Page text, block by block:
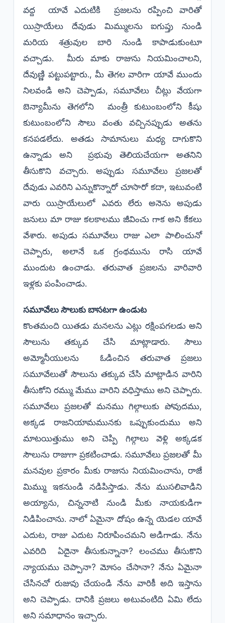
వద్ద యావే ఎదుటికి ప్రజలను రప్పించి వారితో
యిస్రాయేలు దేవుడు మిమ్ములను ఐగుప్తు నుండి
మరియ శత్రువుల బారి నుండి కాపాడుకుంటూ
వచ్చాడు. మీరు మాకు రాజును నియమించాలని,
దేవుణ్ణి పట్టుపట్టారు., మీ తెగల వారిగా యావే ముందు
నిలవండి అని చెప్పాడు, సమూవేలు చీట్లు వేయగా
బెన్యామీను తెగలోని మంత్రీ కుటుంబంలోని కీషు
కుటుంబంలోని సౌలు వంతు వచ్చినప్పుడు అతను
కనపడలేదు. అతడు సామానులు మధ్య దాగుకొని
ఉన్నాడు అని ప్రభువు తెలియచేయగా అతనిని
తీసుకొని వచ్చారు. అప్పుడు సమూవేలు ప్రజలతో
దేవుడు ఎవరిని ఎన్నుకొన్నారో చూసారో కదా, ఇటువంటి
వారు యిస్రాయేలులో ఎవరు లేరు అనెను అపుడు
జనులు మా రాజు కలకాలము జీవించు గాక అని కేకలు
వేశారు. అపుడు సమూవేలు రాజు ఎలా పాలించునో
చెప్పారు, అలానే ఒక గ్రంథమును రాసి యావే
ముందుట ఉంచాడు. తరువాత ప్రజలను వారివారి
ఇళ్లకు పంపించాడు.
సమూవేలు సౌలుకు బాసటగా ఉండుట
కొంతమంది యితడు మనలను ఎట్లు రక్షింపగలడు అని
సౌలును తక్కువ చేసి మాట్లాడారు. సౌలు
అమ్మోనీయులను ఓడించిన తరువాత ప్రజలు
సమూవేలుతో సౌలును తక్కువ చేసి మాట్లాడిన వారిని
తీసుకోని రమ్ము మేము వారిని వధిస్తాము అని చెప్పారు.
సమూవేలు ప్రజలతో మనము గిల్గాలుకు పోవుదము,
అక్కడ రాజనియామమునకు ఒప్పుకుందుము అని
మాటయిత్తుము అని చెప్పి గిల్గాలు వెళ్లి అక్కడక
సౌలును రాజుగా ప్రకటించాడు. సమూవేలు ప్రజలతో మీ
మనవుల ప్రకారం మీకు రాజును నియమించాను, రాజే
మిమ్ము ఇకనుండి నడిపిస్తాడు. నేను ముసలివాడిని
అయ్యాను, చిన్ననాటి నుండి మీకు నాయకుడిగా
నిడిపించాను. నాలో ఏమైనా దోషం ఉన్న యెడల యావే
ఎదుట, రాజు ఎదుట నిరూపించమని అడిగాడు. నేను
ఎవరిది ఏదైనా తీసుకున్నానా? లంచము తీసుకొని
న్యాయము చెప్పానా? మోసం చేసానా? నేను ఏమైనా
చేసినచో రుజువు చేయండి నేను వారికీ అది ఇస్తాను
అని చెప్పాడు. దానికి ప్రజలు అటువంటిది ఏమి లేదు
అని సమాధానం ఇచ్చారు.